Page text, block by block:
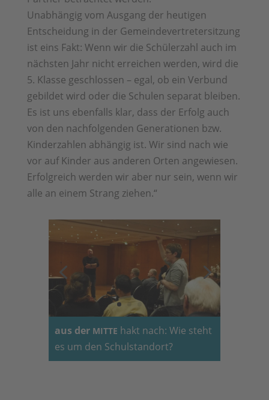
Unabhängig vom Ausgang der heutigen
Entscheidung in der Gemeindevertretersitzung
ist eins Fakt: Wenn wir die Schülerzahl auch im
nächsten Jahr nicht erreichen werden, wird die
5. Klasse geschlossen – egal, ob ein Verbund
gebildet wird oder die Schulen separat bleiben.
Es ist uns ebenfalls klar, dass der Erfolg auch
von den nachfolgenden Generationen bzw.
Kinderzahlen abhängig ist. Wir sind nach wie
vor auf Kinder aus anderen Orten angewiesen.
Erfolgreich werden wir aber nur sein, wenn wir
alle an einem Strang ziehen.“
aus der MITTE hakt nach: Wie steht
es um den Schulstandort?